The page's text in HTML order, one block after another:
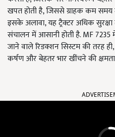
खपत होती है, जिससे ग्राहक कम समय
इसके अलावा, यह ट्रैक्टर अधिक
संचालन में आसानी होती है. MF
जाने वाले रिडक्शन सिस्टम की तरह
कर्षण और बेहतर भार खींचने की क्षमता